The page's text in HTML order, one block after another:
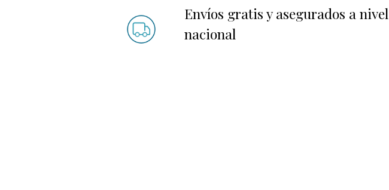
Envíos gratis y asegurados a nivel
nacional